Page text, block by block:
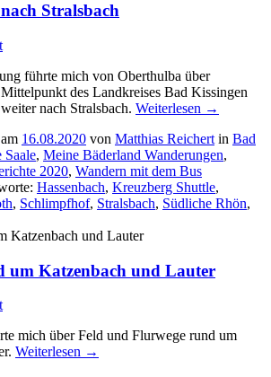
Stralsbach
führte mich von Oberthulba über
des Landkreises Bad Kissingen
nach Stralsbach. Weiterlesen →
16.08.2020 von Matthias Reichert in Bad
Saale, Meine Bäderland Wanderungen,
2020, Wandern mit dem Bus
Hassenbach, Kreuzberg Shuttle,
, Schlimpfhof, Stralsbach, Südliche Rhön,
um Katzenbach und Lauter
mich über Feld und Flurwege rund um
Weiterlesen →